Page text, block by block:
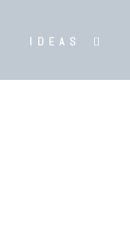
IDEAS